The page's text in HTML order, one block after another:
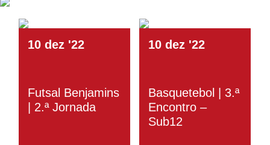
10 dez '22
Futsal Benjamins
| 2.ª Jornada
10 dez '22
Basquetebol | 3.ª
Encontro –
Sub12